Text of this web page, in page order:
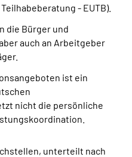
- EUTB).
die Bürger und
auch an Arbeitgeber
ist ein
nicht die persönliche
unterteilt nach